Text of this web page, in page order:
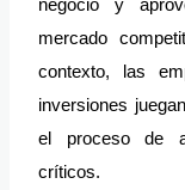
negocio y
mercado
contexto, las
inversiones
el proceso de
críticos.